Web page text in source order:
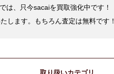
は、只今sacaiを買取強化中です！
します。もちろん査定は無料です！